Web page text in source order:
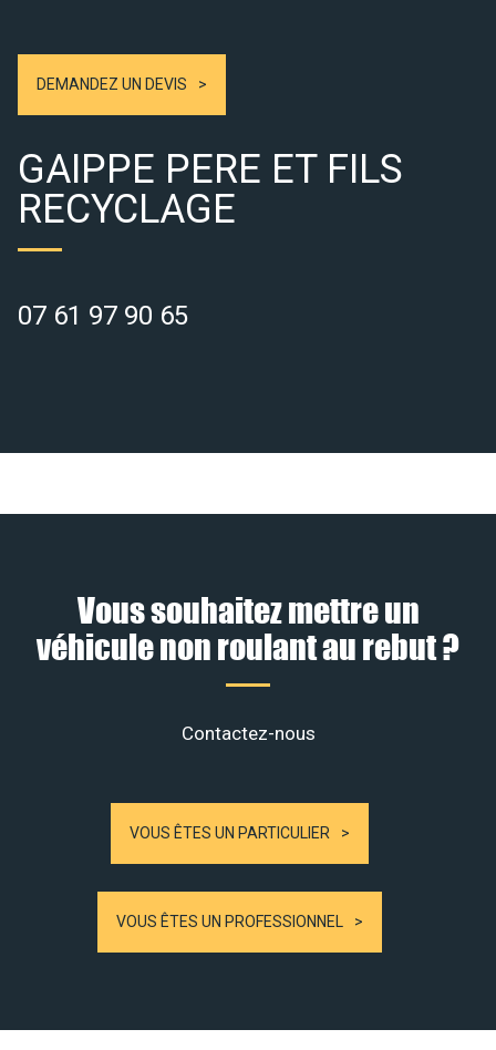
DEMANDEZ UN DEVIS
GAIPPE PERE ET FILS
RECYCLAGE
07 61 97 90 65
Vous souhaitez mettre un
véhicule non roulant au rebut ?
Contactez-nous
VOUS ÊTES UN PARTICULIER
VOUS ÊTES UN PROFESSIONNEL